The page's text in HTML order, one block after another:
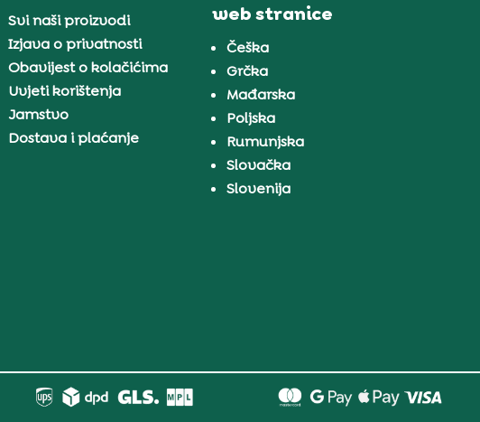
Svi naši proizvodi
Izjava o privatnosti
Obavijest o kolačićima
Uvjeti korištenja
Jamstvo
Dostava i plaćanje
web stranice
Češka
Grčka
Mađarska
Poljska
Rumunjska
Slovačka
Slovenija